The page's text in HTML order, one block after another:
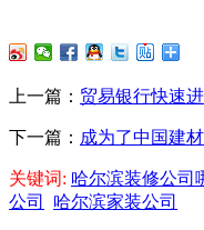
上一篇： 贸易银行快速
下一篇： 成为了中国建
关键词: 哈尔滨装修公司
公司
哈尔滨家装公司